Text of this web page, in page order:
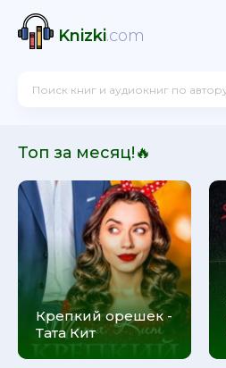
Knizki.com
Топ за месяц!🔥
Крепкий орешек -
Тата Кит